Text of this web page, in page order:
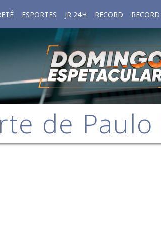
ESPORTES JR 24H RECORD
de